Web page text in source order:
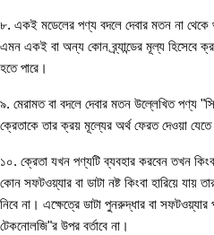
৮. একই মডেলের পণ্য বদলে দেবার মতন না
এমন একই বা অন্য কোন ব্র্যান্ডের মূল্য হিসেবে
হতে পারে।
৯. মেরামত বা বদলে দেবার মতন উল্লেখিত পণ্য
ক্রেতাকে তার ক্রয় মূল্যের অর্থ ফেরত দেওয়া যেতে
১০. ক্রেতা যখন পণ্যটি ব্যবহার করবেন তখন
কোন সফটওয়্যার বা ডাটা নষ্ট কিংবা হারিয়ে যায়
নিবে না। এক্ষেত্রে ডাটা পুনরুদ্ধার বা
টেকনোলজি"র উপর বর্তাবে না।